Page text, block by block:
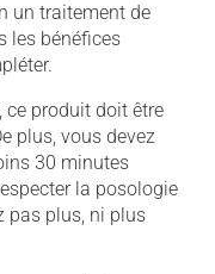
un traitement de
les bénéfices
ce produit doit être
plus, vous devez
30 minutes
la posologie
pas plus, ni plus